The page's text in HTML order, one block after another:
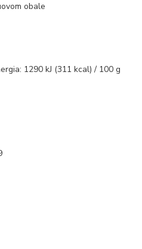
obale
1290 kJ (311 kcal) / 100 g